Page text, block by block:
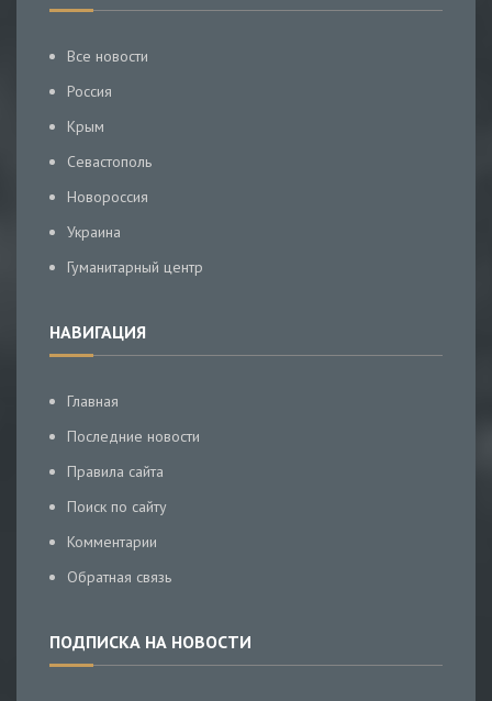
Все новости
Россия
Крым
Севастополь
Новороссия
Украина
Гуманитарный центр
НАВИГАЦИЯ
Главная
Последние новости
Правила сайта
Поиск по сайту
Комментарии
Обратная связь
ПОДПИСКА НА НОВОСТИ